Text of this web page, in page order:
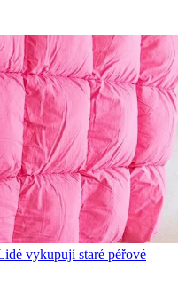
vykupují staré péřové